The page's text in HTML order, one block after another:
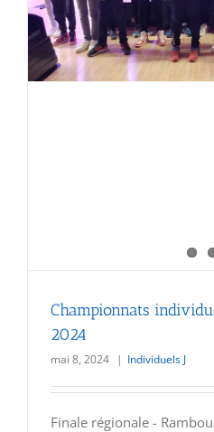
Championnats
2024
mai 8, 2024 | Individuels J
Finale régionale -